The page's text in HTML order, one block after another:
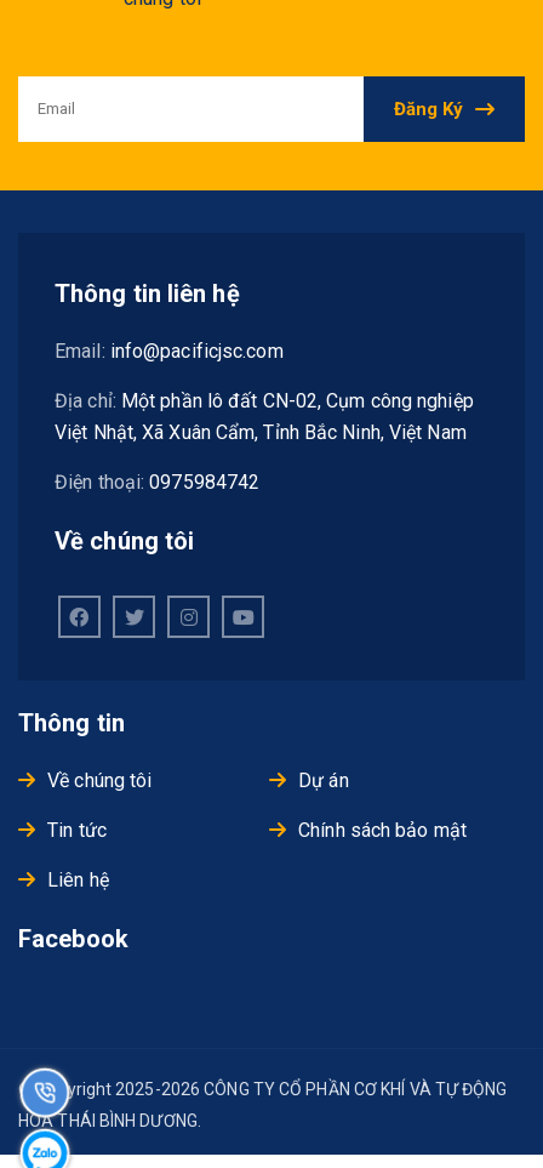
Đăng Ký
Thông tin liên hệ
Email: info@pacificjsc.com
Địa chỉ: Một phần lô đất CN-02, Cụm công nghiệp
Việt Nhật, Xã Xuân Cẩm, Tỉnh Bắc Ninh, Việt Nam
Điện thoại:0975984742
Về chúng tôi
Thông tin
Về chúng tôi Dự án
Tin tức Chính sách bảo mật
Liên hệ
Facebook
© Copyright 2025-2026 CÔNG TY CỔ PHẦN CƠ KHÍ VÀ TỰ ĐỘNG
HÓA THÁI BÌNH DƯƠNG.